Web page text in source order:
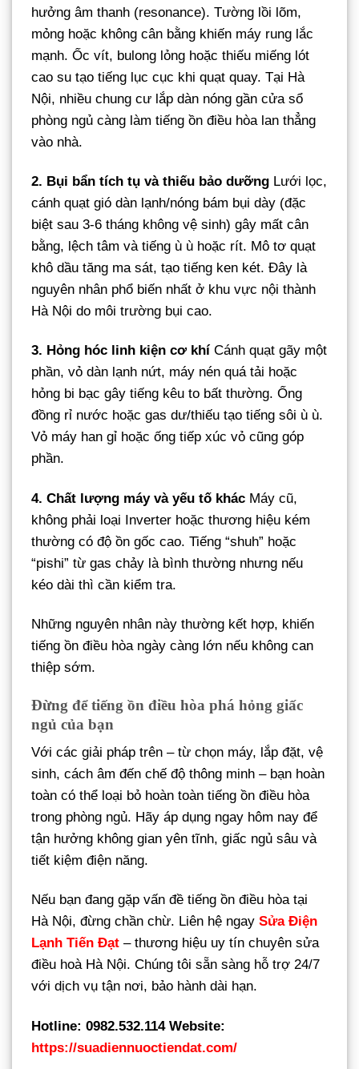
hưởng âm thanh (resonance). Tường lồi lõm,
mỏng hoặc không cân bằng khiến máy rung lắc
mạnh. Ốc vít, bulong lỏng hoặc thiếu miếng lót
cao su tạo tiếng lục cục khi quạt quay. Tại Hà
Nội, nhiều chung cư lắp dàn nóng gần cửa sổ
phòng ngủ càng làm tiếng ồn điều hòa lan thẳng
vào nhà.
2. Bụi bẩn tích tụ và thiếu bảo dưỡng Lưới lọc,
cánh quạt gió dàn lạnh/nóng bám bụi dày (đặc
biệt sau 3-6 tháng không vệ sinh) gây mất cân
bằng, lệch tâm và tiếng ù ù hoặc rít. Mô tơ quạt
khô dầu tăng ma sát, tạo tiếng ken két. Đây là
nguyên nhân phổ biến nhất ở khu vực nội thành
Hà Nội do môi trường bụi cao.
3. Hỏng hóc linh kiện cơ khí Cánh quạt gãy một
phần, vỏ dàn lạnh nứt, máy nén quá tải hoặc
hỏng bi bạc gây tiếng kêu to bất thường. Ống
đồng rỉ nước hoặc gas dư/thiếu tạo tiếng sôi ù ù.
Vỏ máy han gỉ hoặc ống tiếp xúc vỏ cũng góp
phần.
4. Chất lượng máy và yếu tố khác Máy cũ,
không phải loại Inverter hoặc thương hiệu kém
thường có độ ồn gốc cao. Tiếng “shuh” hoặc
“pishi” từ gas chảy là bình thường nhưng nếu
kéo dài thì cần kiểm tra.
Những nguyên nhân này thường kết hợp, khiến
tiếng ồn điều hòa ngày càng lớn nếu không can
thiệp sớm.
Đừng để tiếng ồn điều hòa phá hỏng giấc
ngủ của bạn
Với các giải pháp trên – từ chọn máy, lắp đặt, vệ
sinh, cách âm đến chế độ thông minh – bạn hoàn
toàn có thể loại bỏ hoàn toàn tiếng ồn điều hòa
trong phòng ngủ. Hãy áp dụng ngay hôm nay để
tận hưởng không gian yên tĩnh, giấc ngủ sâu và
tiết kiệm điện năng.
Nếu bạn đang gặp vấn đề tiếng ồn điều hòa tại
Hà Nội, đừng chần chừ. Liên hệ ngay Sửa Điện
Lạnh Tiến Đạt – thương hiệu uy tín chuyên sửa
điều hoà Hà Nội. Chúng tôi sẵn sàng hỗ trợ 24/7
với dịch vụ tận nơi, bảo hành dài hạn.
Hotline: 0982.532.114 Website:
https://suadiennuoctiendat.com/